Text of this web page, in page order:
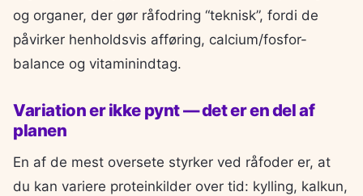
og organer, der gør råfodring “teknisk”, fordi de
påvirker henholdsvis afføring, calcium/fosfor-
balance og vitaminindtag.
Variation er ikke pynt — det er en del af
planen
En af de mest oversete styrker ved råfoder er, at
du kan variere proteinkilder over tid: kylling, kalkun,